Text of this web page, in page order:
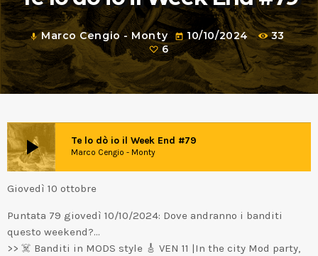
mic Marco Cengio - Monty today 10/10/2024
33
6
play_arrow Te lo dò io il Week End #79
Marco Cengio - Monty
Giovedì 10 ottobre
Puntata 79 giovedì 10/10/2024: Dove andranno i banditi
questo weekend?…
>> ☠️ Banditi in MODS style 🎸 VEN 11 |In the city Mod party,